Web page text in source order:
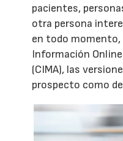
pacientes,
otra persona
en todo momento,
Información
(CIMA), las
prospecto como